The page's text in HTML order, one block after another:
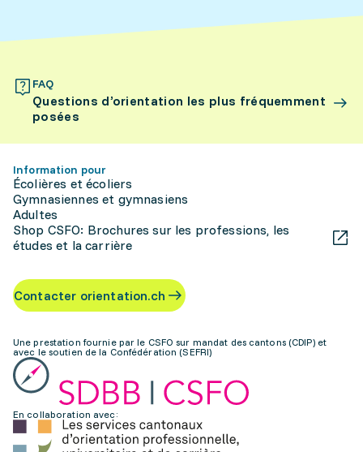
FAQ
Questions d’orientation les plus fréquemment
posées
Information pour
Écolières et écoliers
Gymnasiennes et gymnasiens
Adultes
Shop CSFO: Brochures sur les professions, les
études et la carrière
Contacter orientation.ch
Une prestation fournie par le CSFO sur mandat des cantons (CDIP) et
avec le soutien de la Confédération (SEFRI)
En collaboration avec: